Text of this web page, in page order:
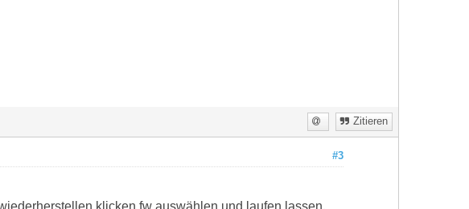
Zitieren
#3
klicken fw auswählen und laufen lassen.